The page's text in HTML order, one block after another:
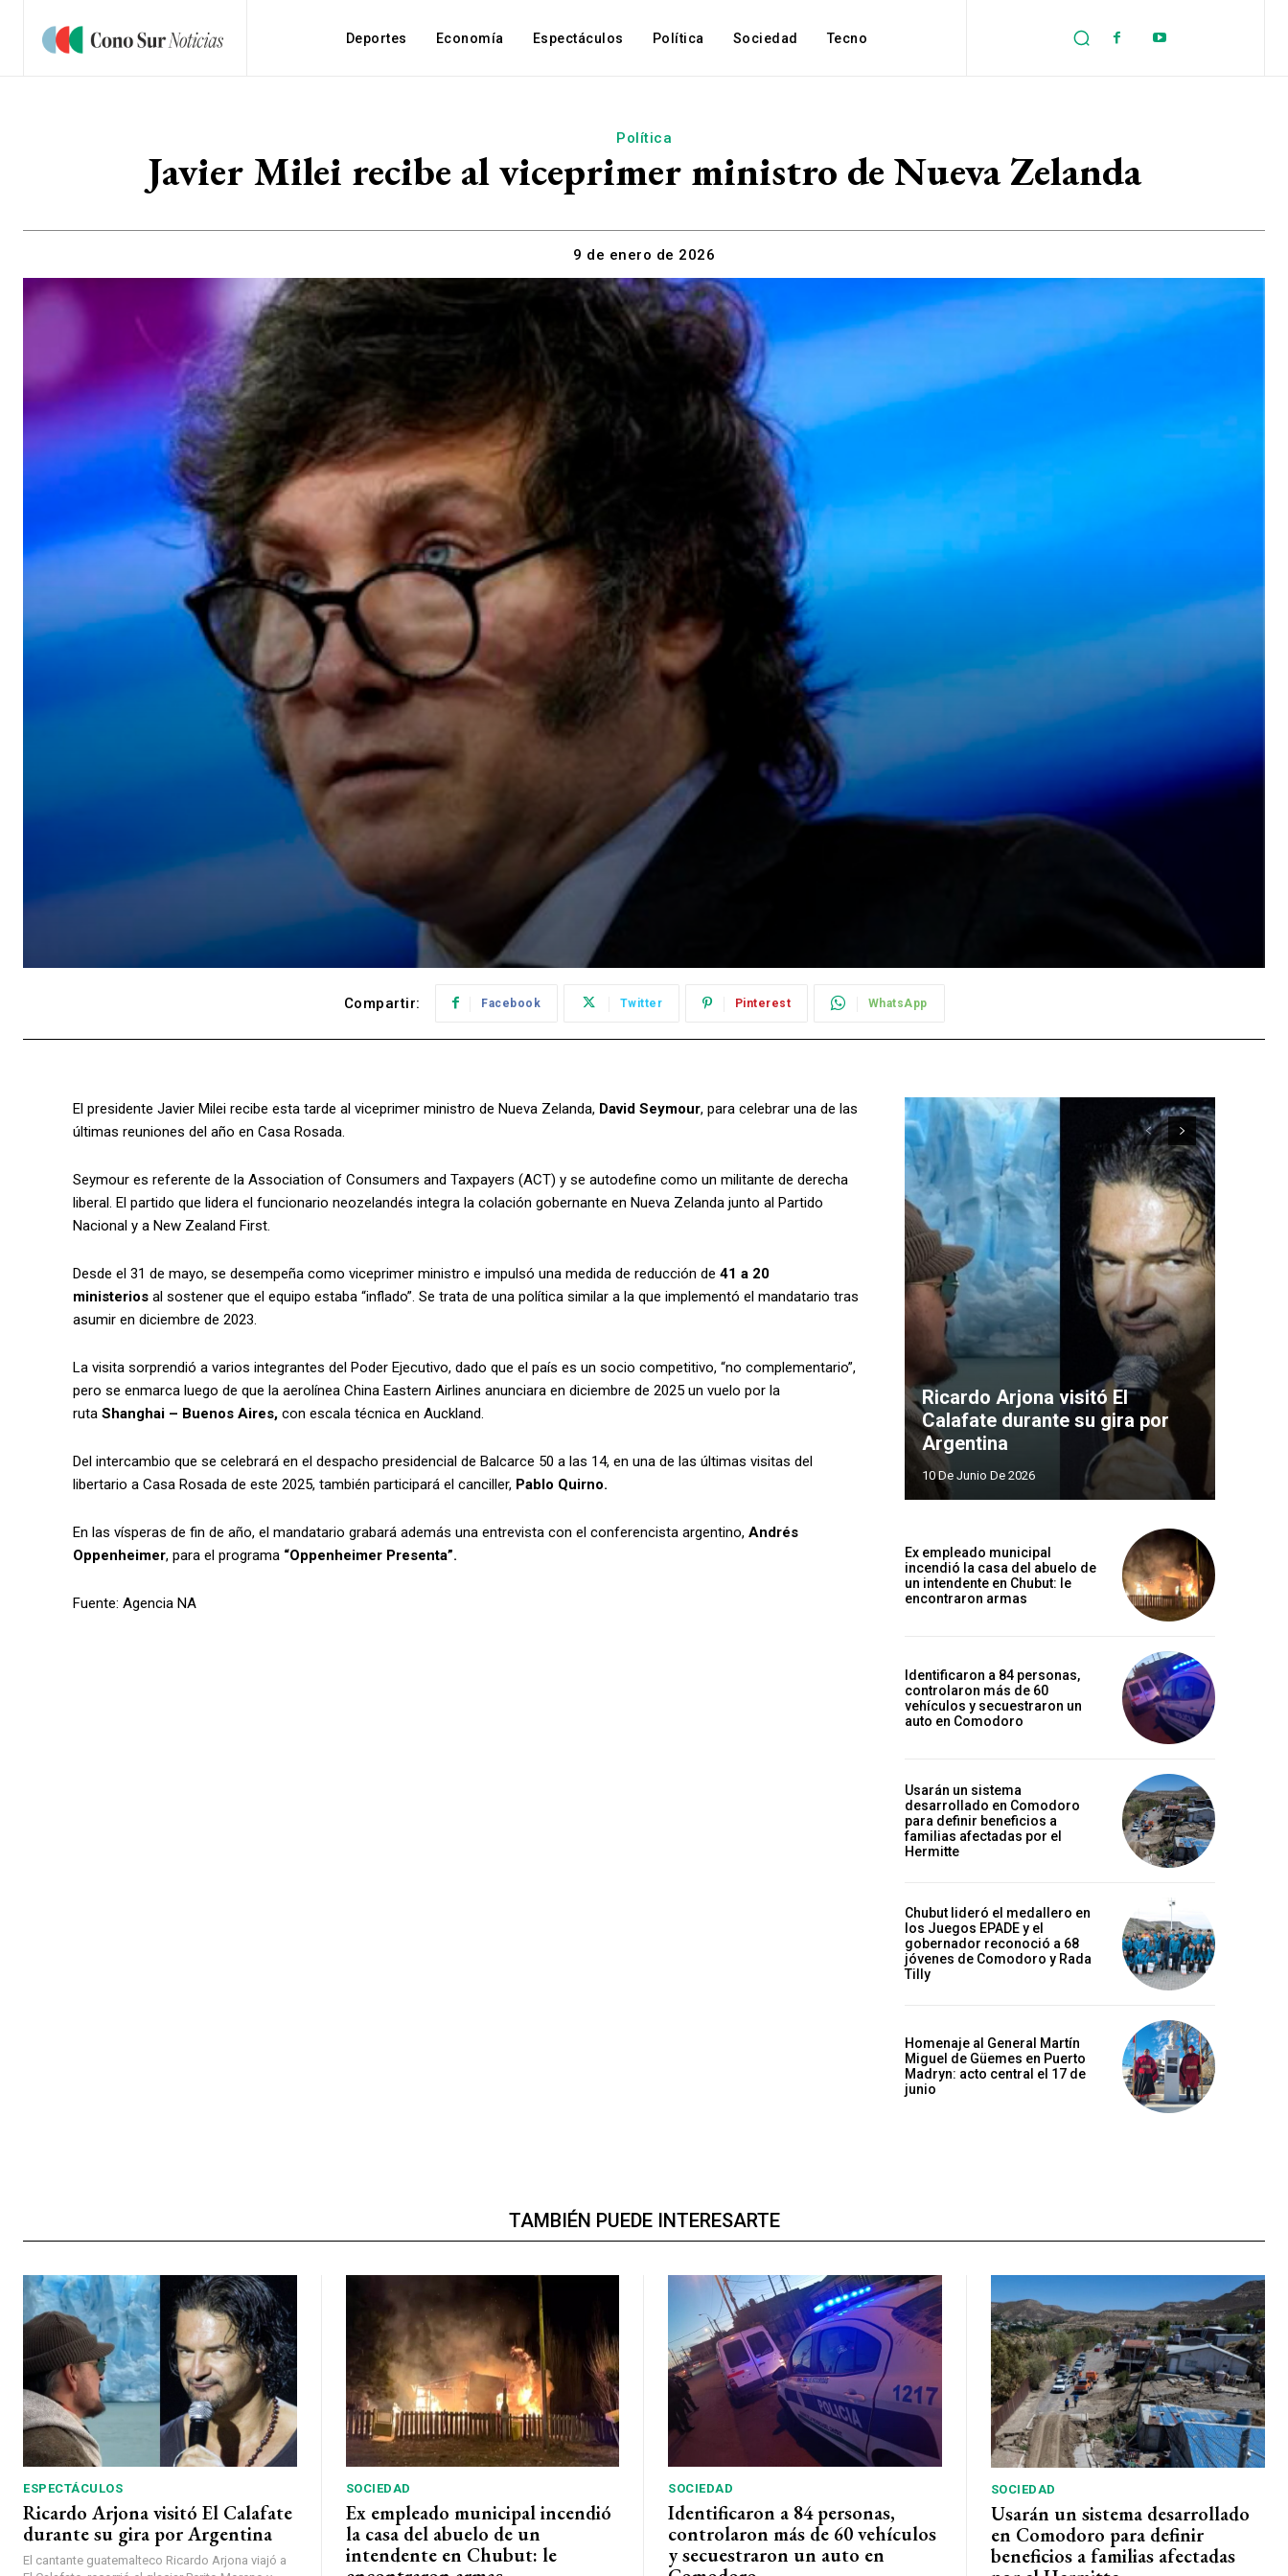
Deportes Economía Espectáculos Política Sociedad Tecno
Política
Javier Milei recibe al viceprimer ministro de Nueva Zelanda
9 de enero de 2026
Compartir: Facebook Twitter Pinterest WhatsApp
El presidente Javier Milei recibe esta tarde al viceprimer ministro de Nueva Zelanda, David Seymour, para celebrar una de las
últimas reuniones del año en Casa Rosada.
Seymour es referente de la Association of Consumers and Taxpayers (ACT) y se autodefine como un militante de derecha
liberal. El partido que lidera el funcionario neozelandés integra la colación gobernante en Nueva Zelanda junto al Partido
Nacional y a New Zealand First.
Desde el 31 de mayo, se desempeña como viceprimer ministro e impulsó una medida de reducción de 41 a 20
ministerios al sostener que el equipo estaba “inflado”. Se trata de una política similar a la que implementó el mandatario tras
asumir en diciembre de 2023.
La visita sorprendió a varios integrantes del Poder Ejecutivo, dado que el país es un socio competitivo, “no complementario”,
pero se enmarca luego de que la aerolínea China Eastern Airlines anunciara en diciembre de 2025 un vuelo por la
ruta Shanghai – Buenos Aires, con escala técnica en Auckland.
Del intercambio que se celebrará en el despacho presidencial de Balcarce 50 a las 14, en una de las últimas visitas del
libertario a Casa Rosada de este 2025, también participará el canciller, Pablo Quirno.
En las vísperas de fin de año, el mandatario grabará además una entrevista con el conferencista argentino, Andrés
Oppenheimer, para el programa “Oppenheimer Presenta”.
Fuente: Agencia NA
Ricardo Arjona visitó El
Calafate durante su gira por
Argentina
10 De Junio De 2026
Ex empleado municipal
incendió la casa del abuelo de
un intendente en Chubut: le
encontraron armas
Identificaron a 84 personas,
controlaron más de 60
vehículos y secuestraron un
auto en Comodoro
Usarán un sistema
desarrollado en Comodoro
para definir beneficios a
familias afectadas por el
Hermitte
Chubut lideró el medallero en
los Juegos EPADE y el
gobernador reconoció a 68
jóvenes de Comodoro y Rada
Tilly
Homenaje al General Martín
Miguel de Güemes en Puerto
Madryn: acto central el 17 de
junio
TAMBIÉN PUEDE INTERESARTE
ESPECTÁCULOS
Ricardo Arjona visitó El Calafate
durante su gira por Argentina
El cantante guatemalteco Ricardo Arjona viajó a
SOCIEDAD
Ex empleado municipal incendió
la casa del abuelo de un
intendente en Chubut: le
SOCIEDAD
Identificaron a 84 personas,
controlaron más de 60 vehículos
y secuestraron un auto en
SOCIEDAD
Usarán un sistema desarrollado
en Comodoro para definir
beneficios a familias afectadas